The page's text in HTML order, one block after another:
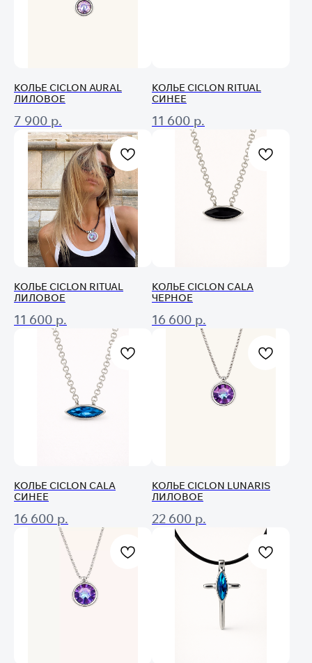
КОЛЬЕ CICLON AURAL
ЛИЛОВОЕ
7 900 р.
КОЛЬЕ CICLON RITUAL
СИНЕЕ
11 600 р.
КОЛЬЕ CICLON RITUAL
ЛИЛОВОЕ
11 600 р.
КОЛЬЕ CICLON CALA
ЧЕРНОЕ
16 600 р.
КОЛЬЕ CICLON CALA
СИНЕЕ
16 600 р.
КОЛЬЕ CICLON LUNARIS
ЛИЛОВОЕ
22 600 р.